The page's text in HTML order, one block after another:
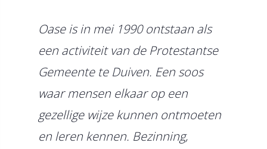
Oase is in mei 1990 ontstaan als
een activiteit van de Protestantse
Gemeente te Duiven. Een soos
waar mensen elkaar op een
gezellige wijze kunnen ontmoeten
en leren kennen. Bezinning,